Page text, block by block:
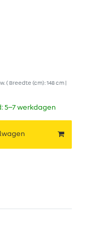
( Breedte (cm): 148 cm |
5–7 werkdagen